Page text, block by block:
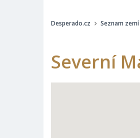
Desperado.cz Seznam zemí
Severní